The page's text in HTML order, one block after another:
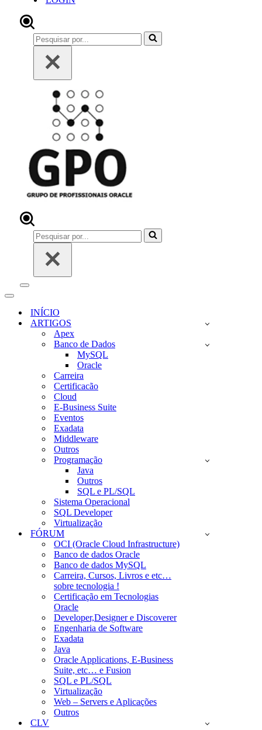
Pesquisar
por...
Pesquisar
por...
Menu
navegação
Menu
navegaçãoINÍCIO
ARTIGOS
Apex
Banco de Dados
MySQL
Oracle
Carreira
Certificacão
Cloud
E-Business Suite
Eventos
Exadata
Middleware
Outros
Programação
Java
Outros
SQL e PL/SQL
Sistema Operacional
SQL Developer
Virtualização
FÓRUM
OCI (Oracle Cloud Infrastructure)
Banco de dados Oracle
Banco de dados MySQL
Carreira, Cursos, Livros e etc…
sobre tecnologia !
Certificação em Tecnologias
Oracle
Developer,Designer e Discoverer
Engenharia de Software
Exadata
Java
Oracle Applications, E-Business
Suite, etc… e Fusion
SQL e PL/SQL
Virtualização
Web – Servers e Aplicações
Outros
CLV